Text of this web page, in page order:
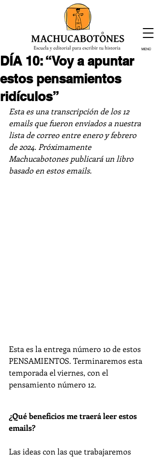
¡Inscríbete hoy!
MENÚ
DÍA 10: “Voy a apuntar
estos pensamientos
ridículos”
Esta es una transcripción de los 12
emails que fueron enviados a nuestra
lista de correo entre enero y febrero
de 2024. Próximamente
Machucabotones publicará un libro
basado en estos emails.
Esta es la entrega número 10 de estos
PENSAMIENTOS. Terminaremos esta
temporada el viernes, con el
pensamiento número 12.
¿Qué beneficios me traerá leer estos
emails?
Las ideas con las que trabajaremos